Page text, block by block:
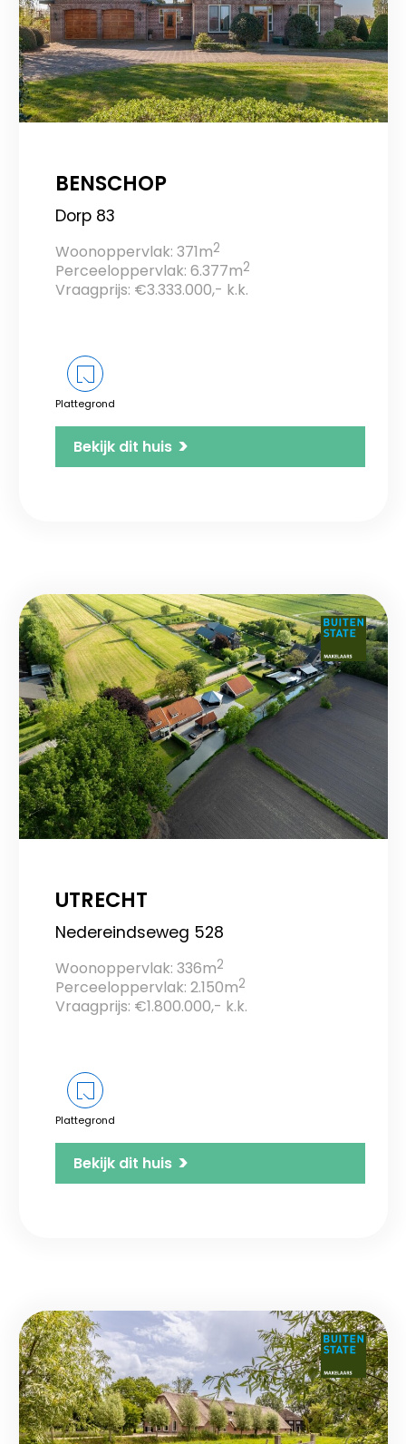
BENSCHOP
Dorp 83
Woonoppervlak: 371m2
Perceeloppervlak: 6.377m2
Vraagprijs: €3.333.000,- k.k.
Plattegrond
Bekijk dit huis >
UTRECHT
Nedereindseweg 528
Woonoppervlak: 336m2
Perceeloppervlak: 2.150m2
Vraagprijs: €1.800.000,- k.k.
Plattegrond
Bekijk dit huis >